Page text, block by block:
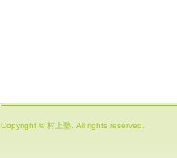
Copyright © 村上塾. All rights reserved.